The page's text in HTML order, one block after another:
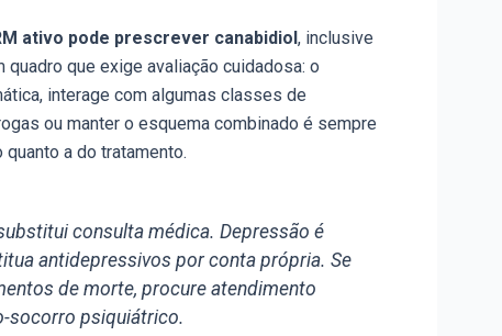
ativo pode prescrever canabidiol, inclusive
que exige avaliação cuidadosa: o
interage com algumas classes de
ou manter o esquema combinado é sempre
a do tratamento.
consulta médica. Depressão é
antidepressivos por conta própria. Se
de morte, procure atendimento
socorro psiquiátrico.